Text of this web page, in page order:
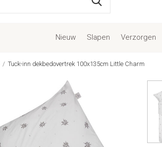
Nieuw Slapen Verzorgen
Tuck-inn dekbedovertrek 100x135cm Little Charm